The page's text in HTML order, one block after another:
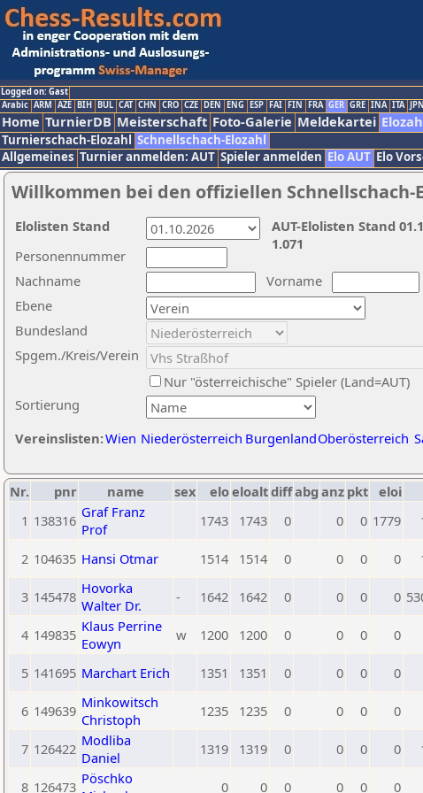
Logged on: Gast
Arabic ARM AZE BIH BUL CAT CHN CRO CZE DEN ENG ESP FAI FIN FRA GER GRE INA ITA JPN
Home TurnierDB Meisterschaft Foto-Galerie Meldekartei
Turnierschach-Elozahl Schnellschach-Elozahl
Allgemeines Turnier anmelden: AUT Spieler anmelden Elo AUT Elo
Willkommen bei den offiziellen Schnellschach-
Nachname
Vorname
Ebene
Sortierung
Personennummer
Bundesland
Spgem./Kreis/Verein
Nur "österreichische" Spieler (Land=AUT)
Vereinslisten:Wien Niederösterreich BurgenlandOberösterreich
AUT-Elolisten Stand
1.071
Elolisten Stand
Nr. pnr name sex eloeloaltdiffabg anz pkt eloi
1 138316 Graf Franz
Prof
1743 1743 0 0 0 1779
2 104635 Hansi Otmar 1514 1514 0 0 0 0
3 145478 Hovorka
Walter Dr.
- 1642 1642 0 0 0 0
4 149835 Klaus Perrine
Eowyn
w 1200 1200 0 0 0 0
5 141695 Marchart Erich 1351 1351 0 0 0 0
6 149639 Minkowitsch
Christoph
1235 1235 0 0 0 0
7 126422 Modliba
Daniel
1319 1319 0 0 0 0
8 126473 Pöschko
0 0 0 0 0 0